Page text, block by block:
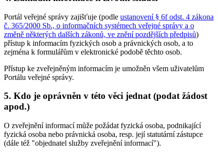
Portál veřejné správy zajišťuje (podle ustanovení § 6f odst. 4 zákona
č. 365/2000 Sb., o informačních systémech veřejné správy a o
změně některých dalších zákonů, ve znění pozdějších předpisů)
přístup k informacím fyzických osob a právnických osob, a to
zejména k formulářům v elektronické podobě těchto osob.
Přístup ke zveřejněným informacím je umožněn všem uživatelům
Portálu veřejné správy.
5. Kdo je oprávněn v této věci jednat (podat žádost
apod.)
O zveřejnění informací může požádat fyzická osoba, podnikající
fyzická osoba nebo právnická osoba, resp. její statutární zástupce
(dále též "objednatel služby zveřejnění informací").